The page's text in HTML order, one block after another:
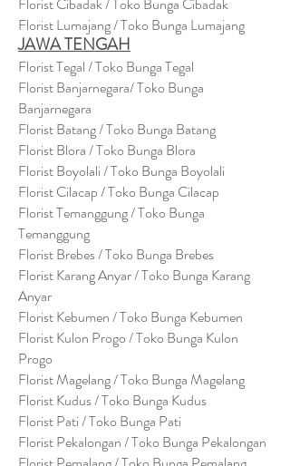
Florist Lumajang / Toko Bunga Lumajang
JAWA TENGAH
Florist Tegal / Toko Bunga Tegal
Florist Banjarnegara/ Toko Bunga
Banjarnegara
Florist Batang / Toko Bunga Batang
Florist Blora / Toko Bunga Blora
Florist Boyolali / Toko Bunga Boyolali
Florist Cilacap / Toko Bunga Cilacap
Florist Temanggung / Toko Bunga
Temanggung
Florist Brebes / Toko Bunga Brebes
Florist Karang Anyar / Toko Bunga Karang
Anyar
Florist Kebumen / Toko Bunga Kebumen
Florist Kulon Progo / Toko Bunga Kulon
Progo
Florist Magelang / Toko Bunga Magelang
Florist Kudus / Toko Bunga Kudus
Florist Pati / Toko Bunga Pati
Florist Pekalongan / Toko Bunga Pekalongan